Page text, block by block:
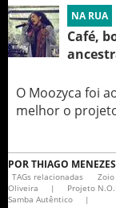
NA RUA
Café,
O Moozyca foi
melhor o
PORTHIAGO MENEZES
TAGs relacionadas Zoio
Oliveira
| Projeto
Samba Autêntico
|